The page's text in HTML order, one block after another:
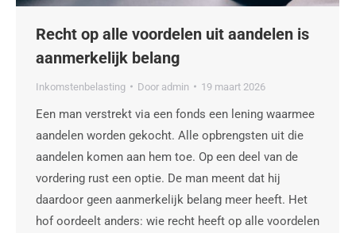
Recht op alle voordelen uit aandelen is
aanmerkelijk belang
Inkomstenbelasting Door admin 19 maart 2026
Een man verstrekt via een fonds een lening waarmee
aandelen worden gekocht. Alle opbrengsten uit die
aandelen komen aan hem toe. Op een deel van de
vordering rust een optie. De man meent dat hij
daardoor geen aanmerkelijk belang meer heeft. Het
hof oordeelt anders: wie recht heeft op alle voordelen